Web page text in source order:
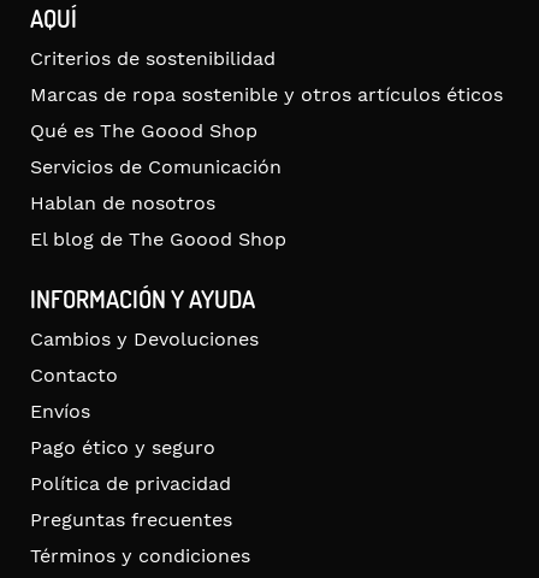
AQUÍ
Criterios de sostenibilidad
Marcas de ropa sostenible y otros artículos éticos
Qué es The Goood Shop
Servicios de Comunicación
Hablan de nosotros
El blog de The Goood Shop
INFORMACIÓN Y AYUDA
Cambios y Devoluciones
Contacto
Envíos
Pago ético y seguro
Política de privacidad
Preguntas frecuentes
Términos y condiciones